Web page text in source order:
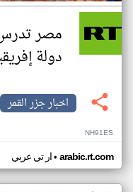
مصر
دولة
اخبار جزر القمر
NH91ES
ار تي عربي• arabic.rt.com